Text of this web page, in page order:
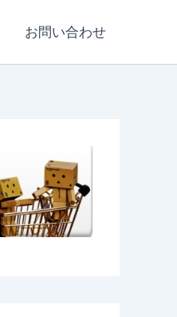
お問い合わせ